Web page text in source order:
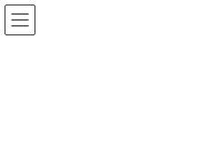
コ
ン
テ
ナ
ビ
ゲ